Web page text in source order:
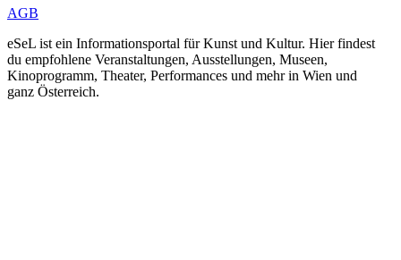
AGB
eSeL ist ein Informationsportal für Kunst und Kultur. Hier findest
du empfohlene Veranstaltungen, Ausstellungen, Museen,
Kinoprogramm, Theater, Performances und mehr in Wien und
ganz Österreich.